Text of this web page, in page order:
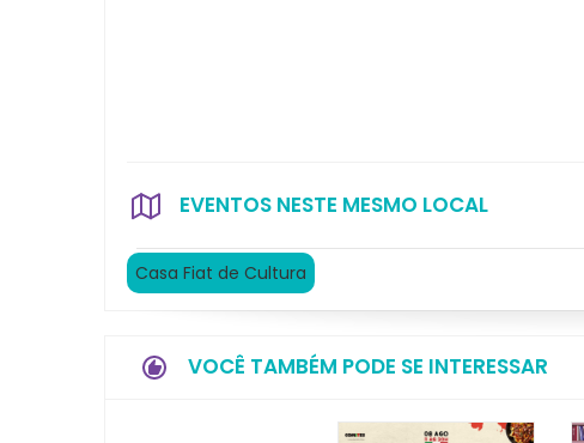
EVENTOS NESTE MESMO LOCAL
Casa Fiat de Cultura
VOCÊ TAMBÉM PODE SE INTERESSAR